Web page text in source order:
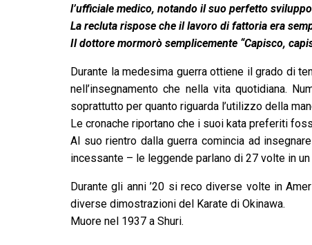
l’ufficiale medico, notando il suo perfetto
La recluta rispose che il lavoro di fattoria era
Il dottore mormorò semplicemente “Capisco,
Durante la medesima guerra ottiene il grado di
nell’insegnamento che nella vita quotidiana.
soprattutto per quanto riguarda l’utilizzo della
Le cronache riportano che i suoi kata preferiti
Al suo rientro dalla guerra comincia ad
incessante – le leggende parlano di 27 volte in
Durante gli anni ’20 si reco diverse volte in
diverse dimostrazioni del Karate di Okinawa.
Muore nel 1937 a Shuri.